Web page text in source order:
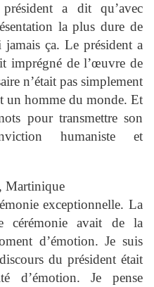
a dit qu’avec
la plus dure de
jamais ça. Le président a
imprégné de l’œuvre de
n’était pas simplement
un homme du monde. Et
pour transmettre son
humaniste et
Martinique
exceptionnelle. La
cérémonie avait de la
d’émotion. Je suis
du président était
d’émotion. Je pense